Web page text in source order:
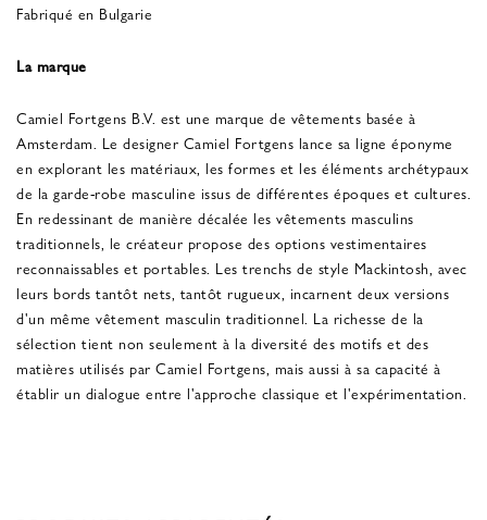
Fabriqué en Bulgarie
La marque
Camiel Fortgens B.V. est une marque de vêtements basée à
Amsterdam. Le designer Camiel Fortgens lance sa ligne éponyme
en explorant les matériaux, les formes et les éléments archétypaux
de la garde-robe masculine issus de différentes époques et cultures.
En redessinant de manière décalée les vêtements masculins
traditionnels, le créateur propose des options vestimentaires
reconnaissables et portables. Les trenchs de style Mackintosh, avec
leurs bords tantôt nets, tantôt rugueux, incarnent deux versions
d'un même vêtement masculin traditionnel. La richesse de la
sélection tient non seulement à la diversité des motifs et des
matières utilisés par Camiel Fortgens, mais aussi à sa capacité à
établir un dialogue entre l'approche classique et l'expérimentation.